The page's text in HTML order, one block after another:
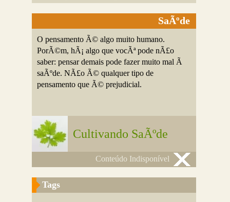
SaÃºde
O pensamento Ã© algo muito humano.
PorÃ©m, hÃ¡ algo que vocÃª pode nÃ£o
saber: pensar demais pode fazer muito mal Ã
saÃºde. NÃ£o Ã© qualquer tipo de
pensamento que Ã© prejudicial.
Cultivando SaÃºde
Conteúdo Indisponível
Tags